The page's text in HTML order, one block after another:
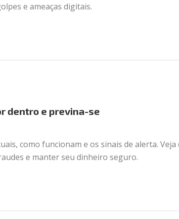
e ameaças digitais.
dentro e previna-se
como funcionam e os sinais de alerta. Veja
e manter seu dinheiro seguro.